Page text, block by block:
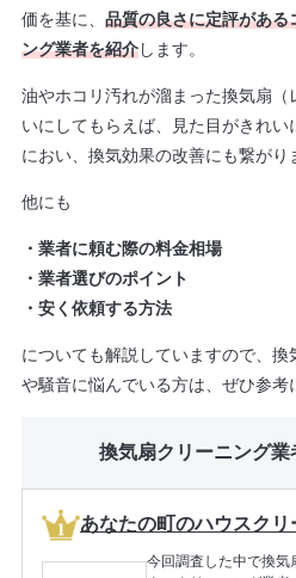
価を基に、 品質の良さに定評があ
ング業者を紹介します。
油やホコリ汚れが溜まった換気扇
いにしてもらえば、見た目がきれ
におい、換気効果の改善にも繋がり
他にも
・業者に頼む際の料金相場
・業者選びのポイント
・安く依頼する方法
についても解説していますので、
や騒音に悩んでいる方は、ぜひ参考
換気扇クリーニング
あなたの町のハウスク
今回調査した中で換気